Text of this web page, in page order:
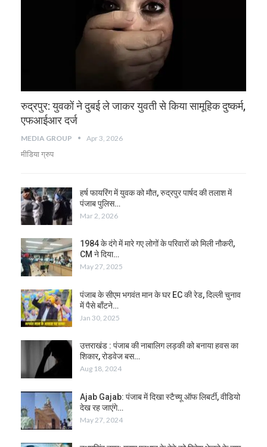
रुद्रपुर: युवकों ने दुबई ले जाकर युवती से किया सामूहिक दुष्कर्म,
एफआईआर दर्ज
MEDIA GROUP Apr 3, 2026
मीडिया ग्रुप
हर्ष फायरिंग में युवक को मौत, रुद्रपुर पार्षद की तलाश में
पंजाब पुलिस…
Mar 2, 2026
1984 के दंगे में मारे गए लोगों के परिवारों को मिली नौकरी,
CM ने दिया…
May 27, 2025
पंजाब के सीएम भगवंत मान के घर EC की रेड, दिल्ली चुनाव
में पैसे बाँटने…
Jan 30, 2025
उत्तराखंड : पंजाब की नाबालिग लड़की को बनाया हवस का
शिकार, रोडवेज बस…
Aug 18, 2024
Ajab Gajab: पंजाब में दिखा स्टैच्यू ऑफ लिबर्टी, वीडियो
देख रह जाएंगे…
May 27, 2024